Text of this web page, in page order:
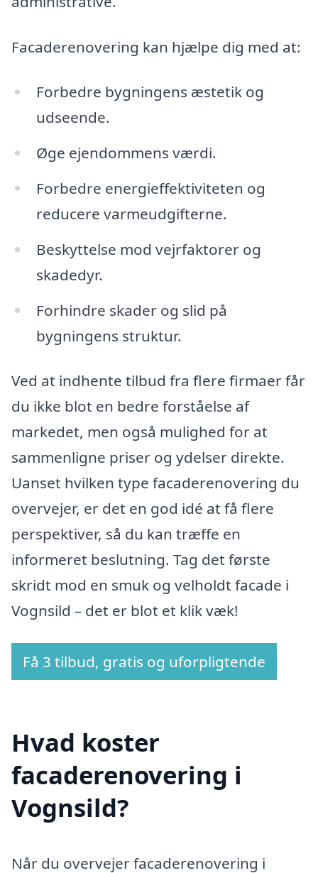
Facaderenovering kan hjælpe dig med at:
Forbedre bygningens æstetik og
udseende.
Øge ejendommens værdi.
Forbedre energieffektiviteten og
reducere varmeudgifterne.
Beskyttelse mod vejrfaktorer og
skadedyr.
Forhindre skader og slid på
bygningens struktur.
Ved at indhente tilbud fra flere firmaer får
du ikke blot en bedre forståelse af
markedet, men også mulighed for at
sammenligne priser og ydelser direkte.
Uanset hvilken type facaderenovering du
overvejer, er det en god idé at få flere
perspektiver, så du kan træffe en
informeret beslutning. Tag det første
skridt mod en smuk og velholdt facade i
Vognsild – det er blot et klik væk!
Få 3 tilbud, gratis og uforpligtende
Hvad koster
facaderenovering i
Vognsild?
Når du overvejer facaderenovering i